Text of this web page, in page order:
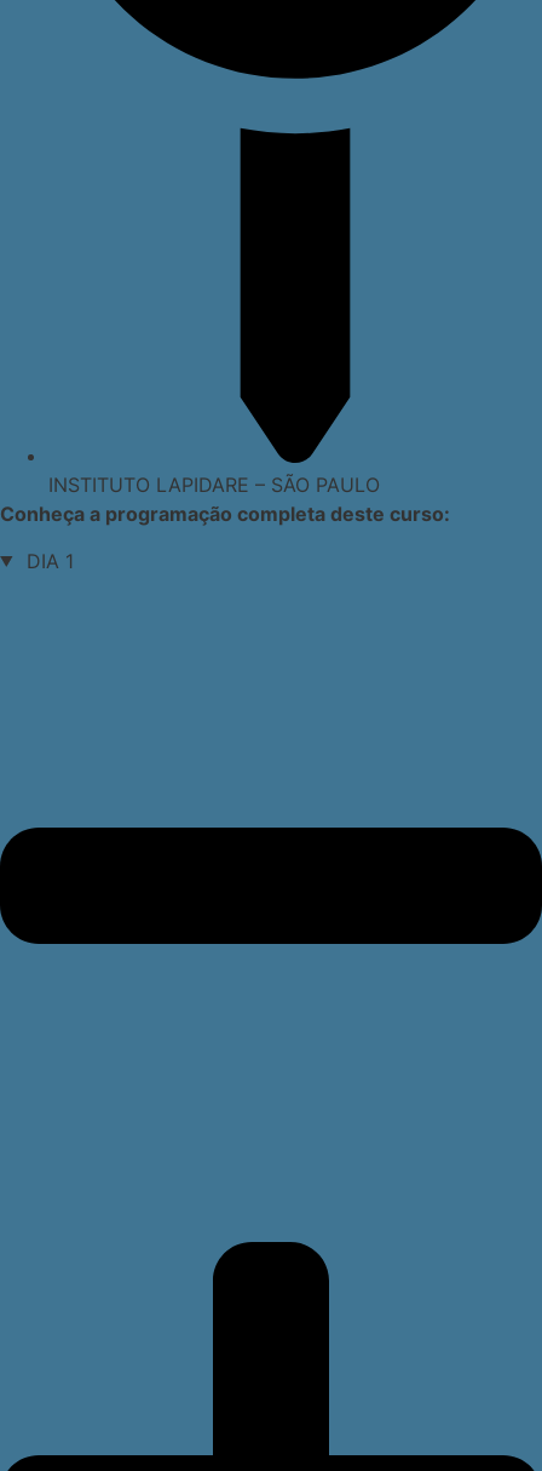
INSTITUTO LAPIDARE – SÃO PAULO
Conheça a programação completa deste curso:
DIA 1